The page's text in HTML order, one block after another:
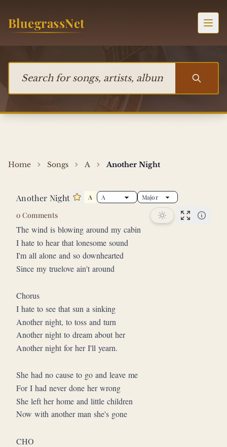
BluegrassNet
Home Songs A Another Night
Another Night Star this song
A
0 Comments
The wind is blowing around my cabin
I hate to hear that lonesome sound
I'm all alone and so downhearted
Since my truelove ain't around
Chorus
I hate to see that sun a sinking
Another night, to toss and turn
Another night to dream about her
Another night for her I'll yearn.
She had no cause to go and leave me
For I had never done her wrong
She left her home and little children
Now with another man she's gone
CHO